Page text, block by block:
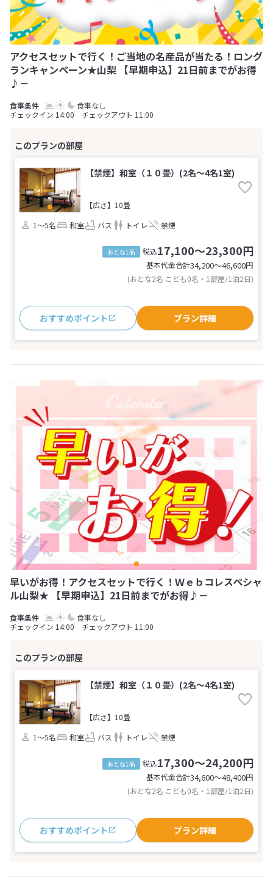
アクセスセットで行く！ご当地の名産品が当たる！ロング
ランキャンペーン★山梨 【早期申込】21日前までがお得
♪－
食事なし
チェックイン 14:00 チェックアウト 11:00
【禁煙】和室（１０畳）(2名～4名1室)
【広さ】10畳
1～5名
和室 バス トイレ 禁煙
おとな1名 税込17,100～23,300円
基本代金合計34,200〜46,600円
(おとな2名 こども0名・1部屋/1泊2日)
おすすめポイント プラン詳細
早いがお得！アクセスセットで行く！Ｗｅｂコレスペシャ
ル山梨★ 【早期申込】21日前までがお得♪－
食事なし
チェックイン 14:00 チェックアウト 11:00
【禁煙】和室（１０畳）(2名～4名1室)
【広さ】10畳
1～5名
和室 バス トイレ 禁煙
おとな1名 税込17,300～24,200円
基本代金合計34,600〜48,400円
(おとな2名 こども0名・1部屋/1泊2日)
おすすめポイント プラン詳細